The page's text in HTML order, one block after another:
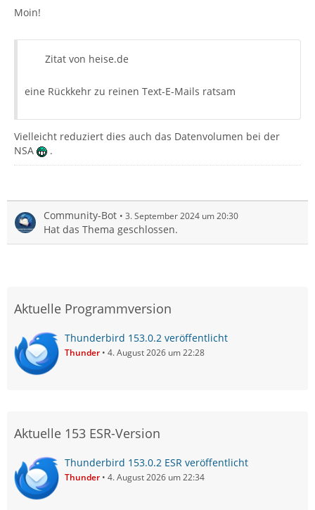
Moin!
Zitat von heise.de
eine Rückkehr zu reinen Text-E-Mails ratsam
Vielleicht reduziert dies auch das Datenvolumen bei der
NSA
.
Community-Bot 3. September 2024 um 20:30
Hat das Thema geschlossen.
Aktuelle Programmversion
Thunderbird 153.0.2 veröffentlicht
Thunder 4. August 2026 um 22:28
Aktuelle 153 ESR-Version
Thunderbird 153.0.2 ESR veröffentlicht
Thunder 4. August 2026 um 22:34